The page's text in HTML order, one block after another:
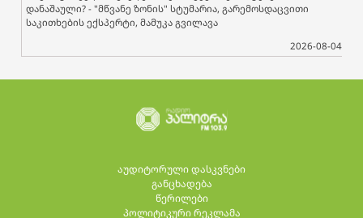
დანაშაული? - "მწვანე ზონის" სტუმარია, გარემოსდაცვითი
საკითხების ექსპერტი, მამუკა გვილავა
2026-08-04
აუდიტორული დასკვნები
განცხადება
წერილები
პოლიტიკური რეკლამა